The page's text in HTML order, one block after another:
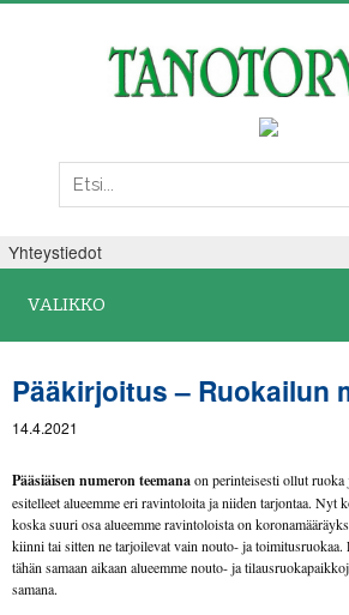
Yhteystiedot
VALIKKO
Pääkirjoitus – Ruokailun
14.4.2021
Pääsiäisen numeron teemanaon perinteisesti ollut ruoka
esitelleet alueemme eri ravintoloita ja niiden tarjontaa. Nyt
koska suuri osa alueemme ravintoloista on
kiinni tai sitten ne tarjoilevat vain nouto- ja
tähän samaan aikaan alueemme nouto- ja
samana.